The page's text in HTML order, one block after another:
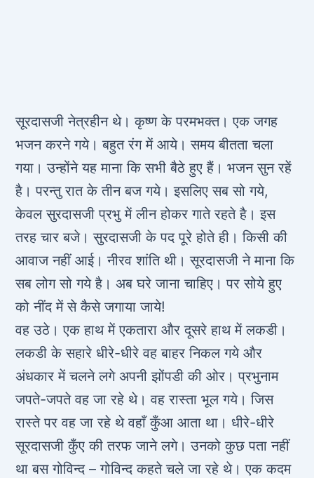
सूरदासजी नेत्रहीन थे। कृष्ण के परमभक्त। एक जगह
भजन करने गये। बहुत रंग में आये। समय बीतता चला
गया। उन्होंने यह माना कि सभी बैठे हुए हैं। भजन सुन रहें
है। परन्तु रात के तीन बज गये। इसलिए सब सो गये,
केवल सुरदासजी प्रभु में लीन होकर गाते रहते है। इस
तरह चार बजे। सुरदासजी के पद पूरे होते ही। किसी की
आवाज नहीं आई। नीरव शांति थी। सूरदासजी ने माना कि
सब लोग सो गये है। अब घरे जाना चाहिए। पर सोये हुए
को नींद में से कैसे जगाया जाये!
वह उठे। एक हाथ में एकतारा और दूसरे हाथ में लकडी।
लकडी के सहारे धीरे-धीरे वह बाहर निकल गये और
अंधकार में चलने लगे अपनी झोंपडी की ओर। प्रभुनाम
जपते-जपते वह जा रहे थे। वह रास्ता भूल गये। जिस
रास्ते पर वह जा रहे थे वहाँ कुँआ आता था। धीरे-धीरे
सूरदासजी कुँए की तरफ जाने लगे। उनको कुछ पता नहीं
था बस गोविन्द – गोविन्द कहते चले जा रहे थे। एक कदम